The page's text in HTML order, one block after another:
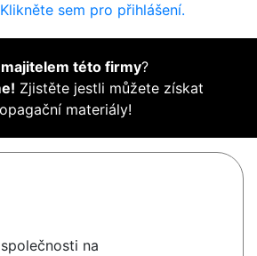
Klikněte sem pro přihlášení.
této firmy?
Zjistěte jestli můžete získat
materiály!
na